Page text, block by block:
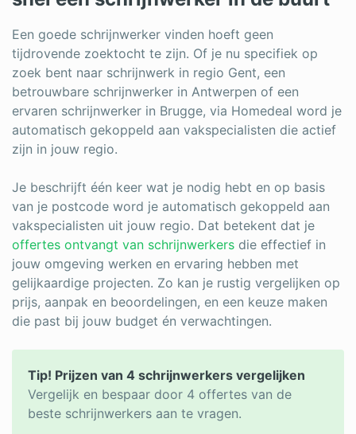
Een goede schrijnwerker vinden hoeft geen
tijdrovende zoektocht te zijn. Of je nu specifiek op
zoek bent naar schrijnwerk in regio Gent, een
betrouwbare schrijnwerker in Antwerpen of een
ervaren schrijnwerker in Brugge, via Homedeal word je
automatisch gekoppeld aan vakspecialisten die actief
zijn in jouw regio.
Je beschrijft één keer wat je nodig hebt en op basis
van je postcode word je automatisch gekoppeld aan
vakspecialisten uit jouw regio. Dat betekent dat je
offertes ontvangt van schrijnwerkers die effectief in
jouw omgeving werken en ervaring hebben met
gelijkaardige projecten. Zo kan je rustig vergelijken op
prijs, aanpak en beoordelingen, en een keuze maken
die past bij jouw budget én verwachtingen.
Tip! Prijzen van 4 schrijnwerkers vergelijken
Vergelijk en bespaar door 4 offertes van de
beste schrijnwerkers aan te vragen.